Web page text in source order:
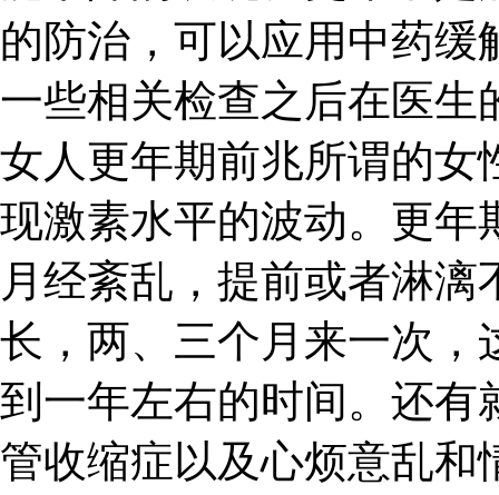
的防治，可以应用中药
一些相关检查之后在医生
女人更年期前兆所谓的女
现激素水平的波动。更年
月经紊乱，提前或者淋
长，两、三个月来一次，
到一年左右的时间。还有
管收缩症以及心烦意乱和